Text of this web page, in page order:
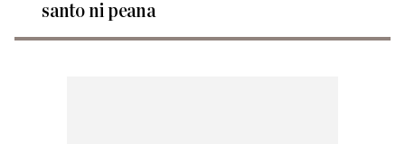
santo ni peana